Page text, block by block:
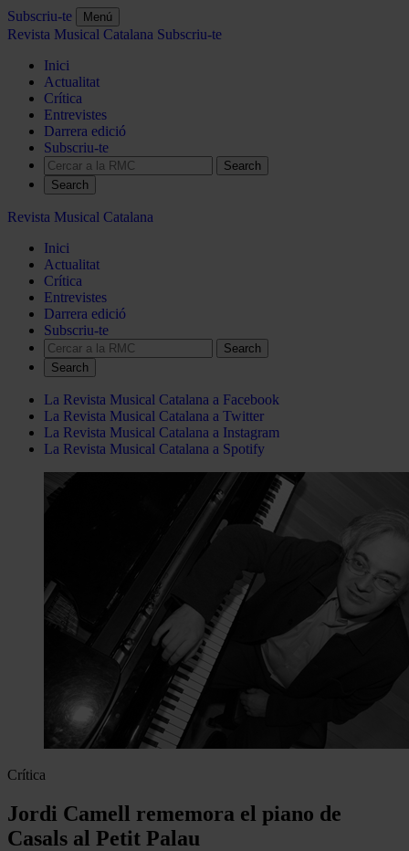
Subscriu-te Menú
Revista Musical Catalana Subscriu-te
Inici
Actualitat
Crítica
Entrevistes
Darrera edició
Subscriu-te
Search
Revista Musical Catalana
Inici
Actualitat
Crítica
Entrevistes
Darrera edició
Subscriu-te
Search
La Revista Musical Catalana a Facebook
La Revista Musical Catalana a Twitter
La Revista Musical Catalana a Instagram
La Revista Musical Catalana a Spotify
Crítica
Jordi Camell rememora el piano de
Casals al Petit Palau